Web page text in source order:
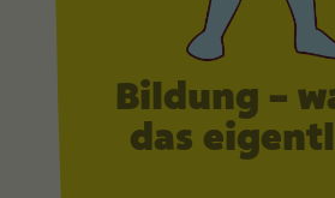
Bildung –
das